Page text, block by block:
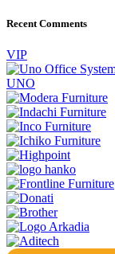
Recent Comments
VIP
UNO